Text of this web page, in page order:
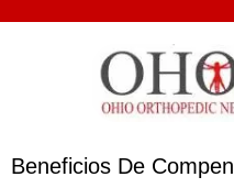
Beneficios De